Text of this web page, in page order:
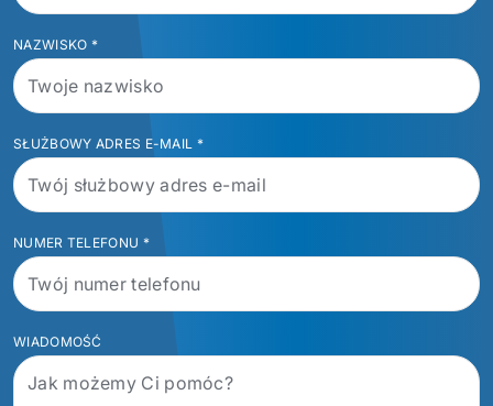
NAZWISKO *
SŁUŻBOWY ADRES E-MAIL *
NUMER TELEFONU *
WIADOMOŚĆ